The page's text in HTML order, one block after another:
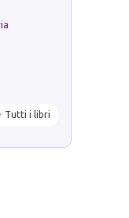
Tutti i libri